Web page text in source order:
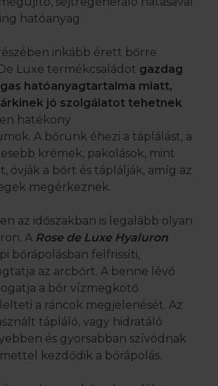
hatóanyag.
inkább érett bőrre
Luxe termékcsaládot gazdag
hatóanyagtartalma miatt,
jó szolgálatot tehetnek
hatékony
A bőrünk éhezi a táplálást, a
krémek, pakolások, mint
óvják a bőrt és táplálják, amíg az
megérkeznek.
az időszakban is legalább olyan
A Rose de Luxe Hyaluron
bőrápolásban felfrissíti,
az arcbőrt. A benne lévő
a bőr vízmegkötő
a ráncok megjelenését. Az
tápláló, vagy hidratáló
és gyorsabban szívódnak
kezdődik a bőrápolás.